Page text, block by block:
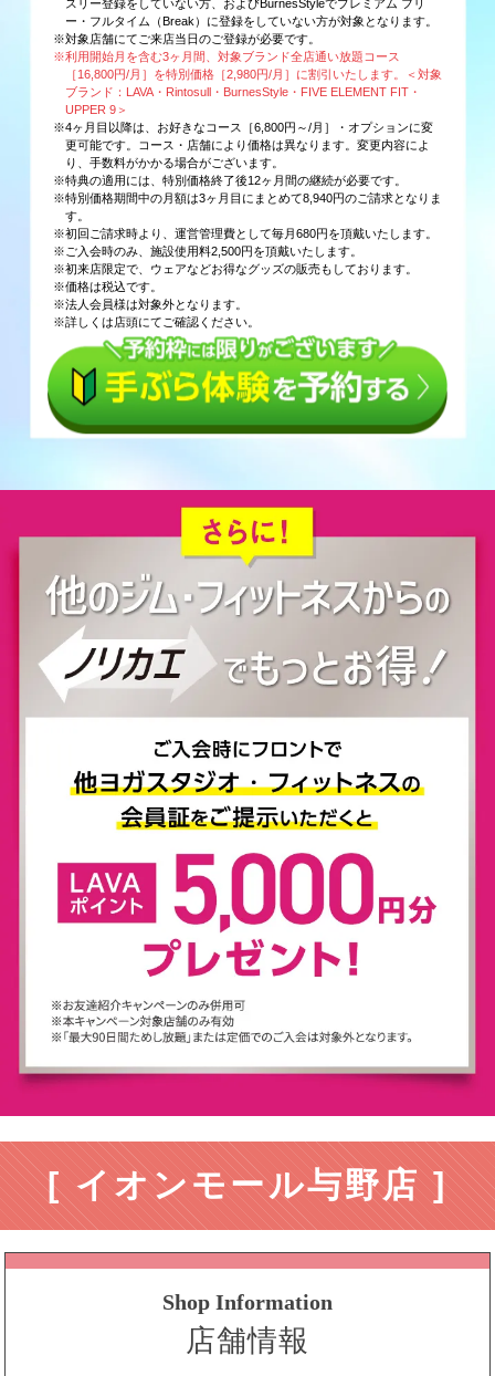
スリー登録をしていない方、およびBurnesStyleでプレミアム フリ
ー・フルタイム（Break）に登録をしていない方が対象となります。
※対象店舗にてご来店当日のご登録が必要です。
※利用開始月を含む3ヶ月間、対象ブランド全店通い放題コース
［16,800円/月］を特別価格［2,980円/月］に割引いたします。＜対象
ブランド：LAVA・Rintosull・BurnesStyle・FIVE ELEMENT FIT・
UPPER 9＞
※4ヶ月目以降は、お好きなコース［6,800円～/月］・オプションに変
更可能です。コース・店舗により価格は異なります。変更内容によ
り、手数料がかかる場合がございます。
※特典の適用には、特別価格終了後12ヶ月間の継続が必要です。
※特別価格期間中の月額は3ヶ月目にまとめて8,940円のご請求となりま
す。
※初回ご請求時より、運営管理費として毎月680円を頂戴いたします。
※ご入会時のみ、施設使用料2,500円を頂戴いたします。
※初来店限定で、ウェアなどお得なグッズの販売もしております。
※価格は税込です。
※法人会員様は対象外となります。
※詳しくは店頭にてご確認ください。
[ イオンモール与野店 ]
Shop Information
店舗情報